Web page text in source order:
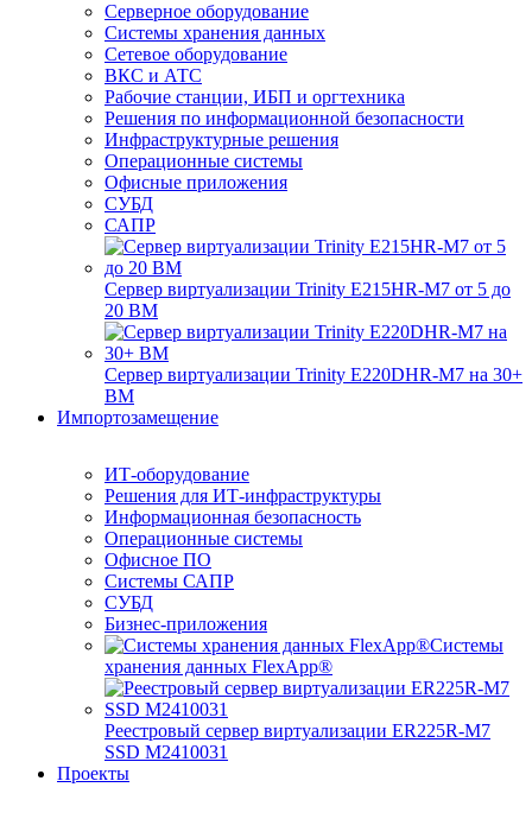
Серверное оборудование
Системы хранения данных
Сетевое оборудование
ВКС и АТС
Рабочие станции, ИБП и оргтехника
Решения по информационной безопасности
Инфраструктурные решения
Операционные системы
Офисные приложения
СУБД
САПР
Сервер виртуализации Trinity E215HR-M7 от 5 до
20 ВМ
Сервер виртуализации Trinity E220DHR-M7 на 30+
ВМ
Импортозамещение
ИТ-оборудование
Решения для ИТ-инфраструктуры
Информационная безопасность
Операционные системы
Офисное ПО
Системы САПР
СУБД
Бизнес-приложения
Системы
хранения данных FlexApp®
Реестровый сервер виртуализации ER225R-M7
SSD М2410031
Проекты